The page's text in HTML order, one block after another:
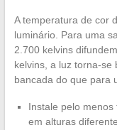
A temperatura de cor
luminário. Para uma
2.700 kelvins
kelvins, a luz torna-se
bancada do que para
Instale pelo
em alturas